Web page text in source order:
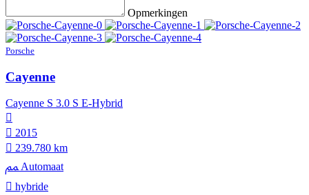
Opmerkingen
Porsche
Cayenne
Cayenne S 3.0 S E-Hybrid
2015
239.780 km
Automaat
hybride